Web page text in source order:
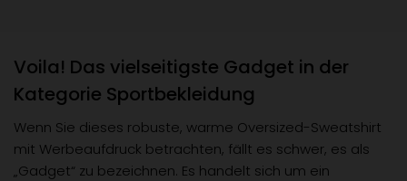
Voila! Das vielseitigste Gadget in der
Kategorie Sportbekleidung
Wenn Sie dieses robuste, warme Oversized-Sweatshirt
mit Werbeaufdruck betrachten, fällt es schwer, es als
„Gadget“ zu bezeichnen. Es handelt sich um ein